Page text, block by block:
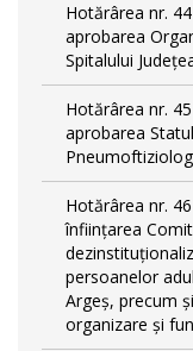
Hotărârea nr.
aprobarea
Spitalului
Hotărârea nr.
aprobarea
Hotărârea nr.
înființarea
persoanelor
Argeș, precum
organizare și